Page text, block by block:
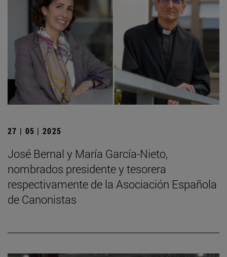
27 | 05 | 2025
José Bernal y María García-Nieto,
nombrados presidente y tesorera
respectivamente de la Asociación Española
de Canonistas